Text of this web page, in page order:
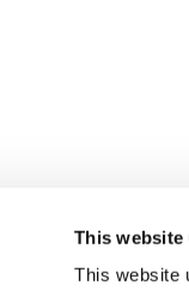
This website
This website